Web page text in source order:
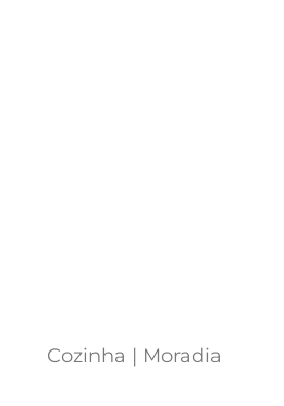
Cozinha | Moradia